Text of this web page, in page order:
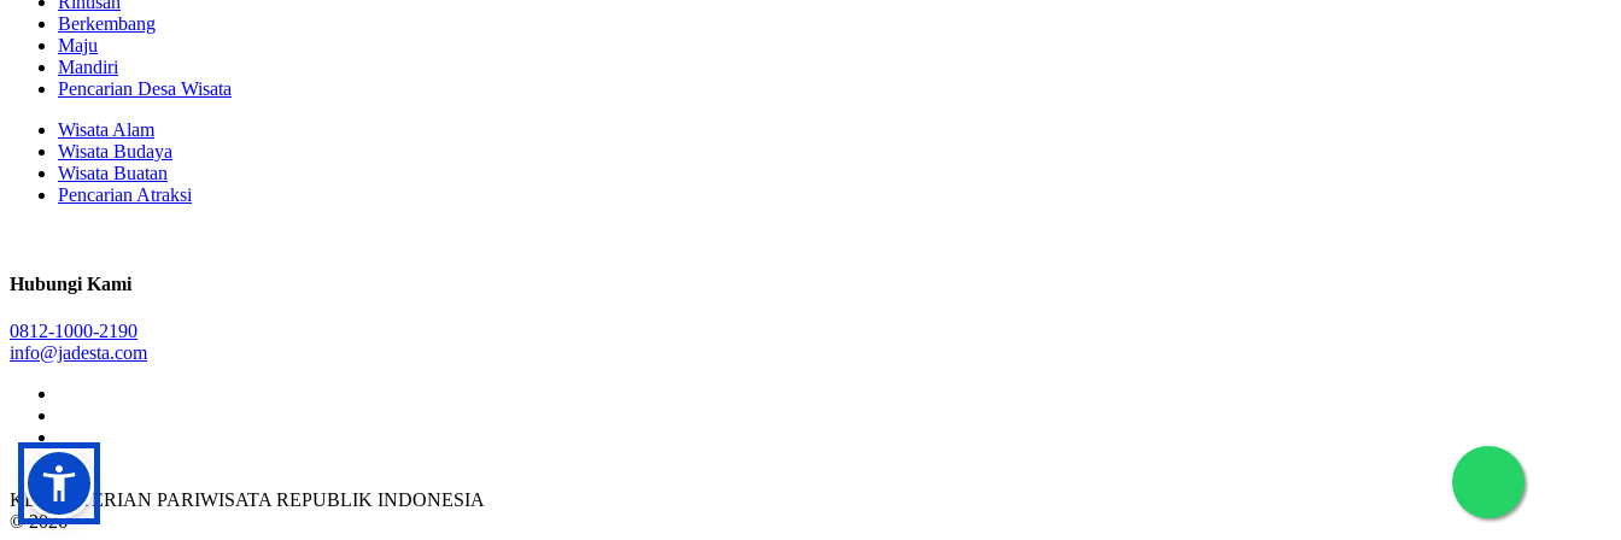
Berkembang
Maju
Mandiri
Pencarian Desa Wisata
Wisata Alam
Wisata Budaya
Wisata Buatan
Pencarian Atraksi
Hubungi Kami
0812-1000-2190
info@jadesta.com
KEMENTERIAN PARIWISATA REPUBLIK INDONESIA
© 2026